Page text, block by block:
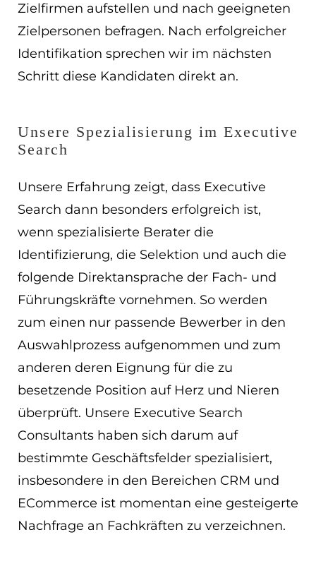
Zielfirmen aufstellen und nach geeigneten
Zielpersonen befragen. Nach erfolgreicher
Identifikation sprechen wir im nächsten
Schritt diese Kandidaten direkt an.
Unsere Spezialisierung im Executive
Search
Unsere Erfahrung zeigt, dass Executive
Search dann besonders erfolgreich ist,
wenn spezialisierte Berater die
Identifizierung, die Selektion und auch die
folgende Direktansprache der Fach- und
Führungskräfte vornehmen. So werden
zum einen nur passende Bewerber in den
Auswahlprozess aufgenommen und zum
anderen deren Eignung für die zu
besetzende Position auf Herz und Nieren
überprüft. Unsere Executive Search
Consultants haben sich darum auf
bestimmte Geschäftsfelder spezialisiert,
insbesondere in den Bereichen CRM und
ECommerce ist momentan eine gesteigerte
Nachfrage an Fachkräften zu verzeichnen.